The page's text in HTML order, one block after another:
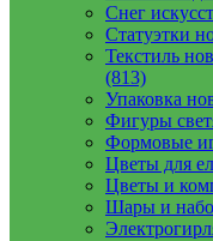
Снег
Статуэтки
Текстиль
(813)
Упаковка
Фигуры
Формовые
Цветы для
Цветы и
Шары и